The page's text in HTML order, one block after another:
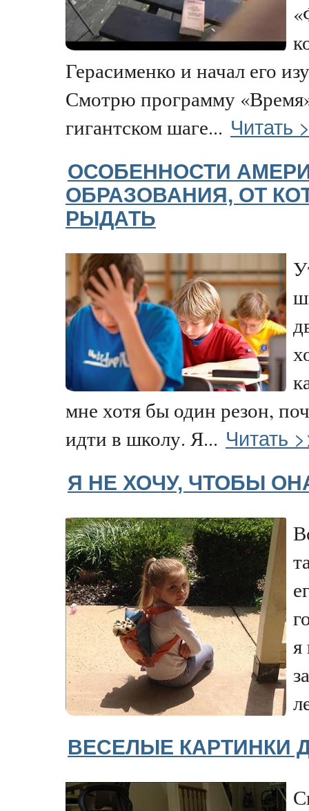
Герасименко и начал его
Смотрю программу
гигантском шаге... Читать
ОСОБЕННОСТИ
ОБРАЗОВАНИЯ, ОТ
РЫДАТЬ
мне хотя бы один резон,
идти в школу. Я... Читать
Я НЕ ХОЧУ, ЧТОБЫ
я
ВЕСЕЛЫЕ